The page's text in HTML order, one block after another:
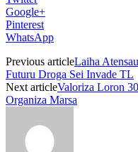
Google+
Pinterest
WhatsApp
Previous articleLaiha
Futuru Droga Sei Invade TL
Next articleValoriza Loron
Organiza Marsa